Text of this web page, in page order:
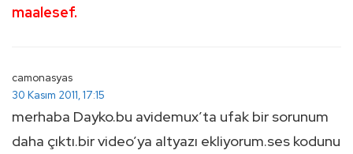
maalesef.
camonasyas
30 Kasım 2011, 17:15
merhaba Dayko.bu avidemux’ta ufak bir sorunum
daha çıktı.bir video’ya altyazı ekliyorum.ses kodunu